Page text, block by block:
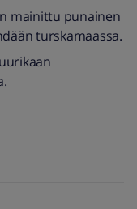
mainittu punainen
turskamaassa.